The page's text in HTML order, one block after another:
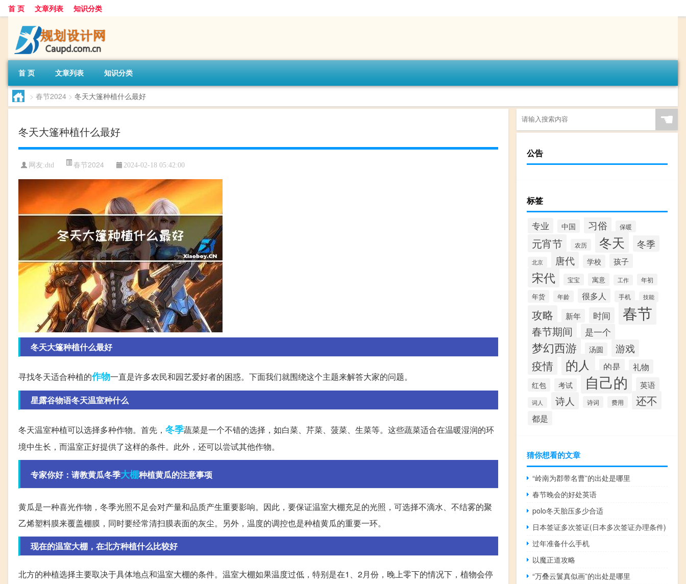
首 页 文章列表 知识分类
首 页 文章列表 知识分类
> 春节2024 > 冬天大篷种植什么最好
冬天大篷种植什么最好
网友:dtd 春节2024 2024-02-18 05:42:00
冬天大篷种植什么最好
寻找冬天适合种植的作物一直是许多农民和园艺爱好者的困惑。下面我们就围绕这个主题来解答大家的问题。
星露谷物语冬天温室种什么
冬天温室种植可以选择多种作物。首先， 冬季蔬菜是一个不错的选择，如白菜、芹菜、菠菜、生菜等。这些蔬菜适合在温暖湿润的环
境中生长，而温室正好提供了这样的条件。此外，还可以尝试其他作物。
专家你好：请教黄瓜冬季大棚种植黄瓜的注意事项
黄瓜是一种喜光作物，冬季光照不足会对产量和品质产生重要影响。因此，要保证温室大棚充足的光照，可选择不滴水、不结雾的聚
乙烯塑料膜来覆盖棚膜，同时要经常清扫膜表面的灰尘。另外，温度的调控也是种植黄瓜的重要一环。
现在的温室大棚，在北方种植什么比较好
北方的种植选择主要取决于具体地点和温室大棚的条件。温室大棚如果温度过低，特别是在1、2月份，晚上零下的情况下，植物会停
☚
公告
标签
专业 中国 习俗 保暖
元宵节 农历 冬天 冬季
北京 唐代 学校 孩子
宋代 宝宝 寓意 工作 年初
年货 年龄 很多人 手机 技能
攻略 新年 时间 春节
春节期间 是一个
梦幻西游 汤圆 游戏
疫情 的人 的是 礼物
红包 考试 自己的 英语
词人 诗人 诗词 费用 还不
都是
猜你想看的文章
“岭南为郡带名曹”的出处是哪里
春节晚会的好处英语
polo冬天胎压多少合适
日本签证多次签证(日本多次签证办理条件)
过年准备什么手机
以魔正道攻略
“万叠云鬟真似画”的出处是哪里